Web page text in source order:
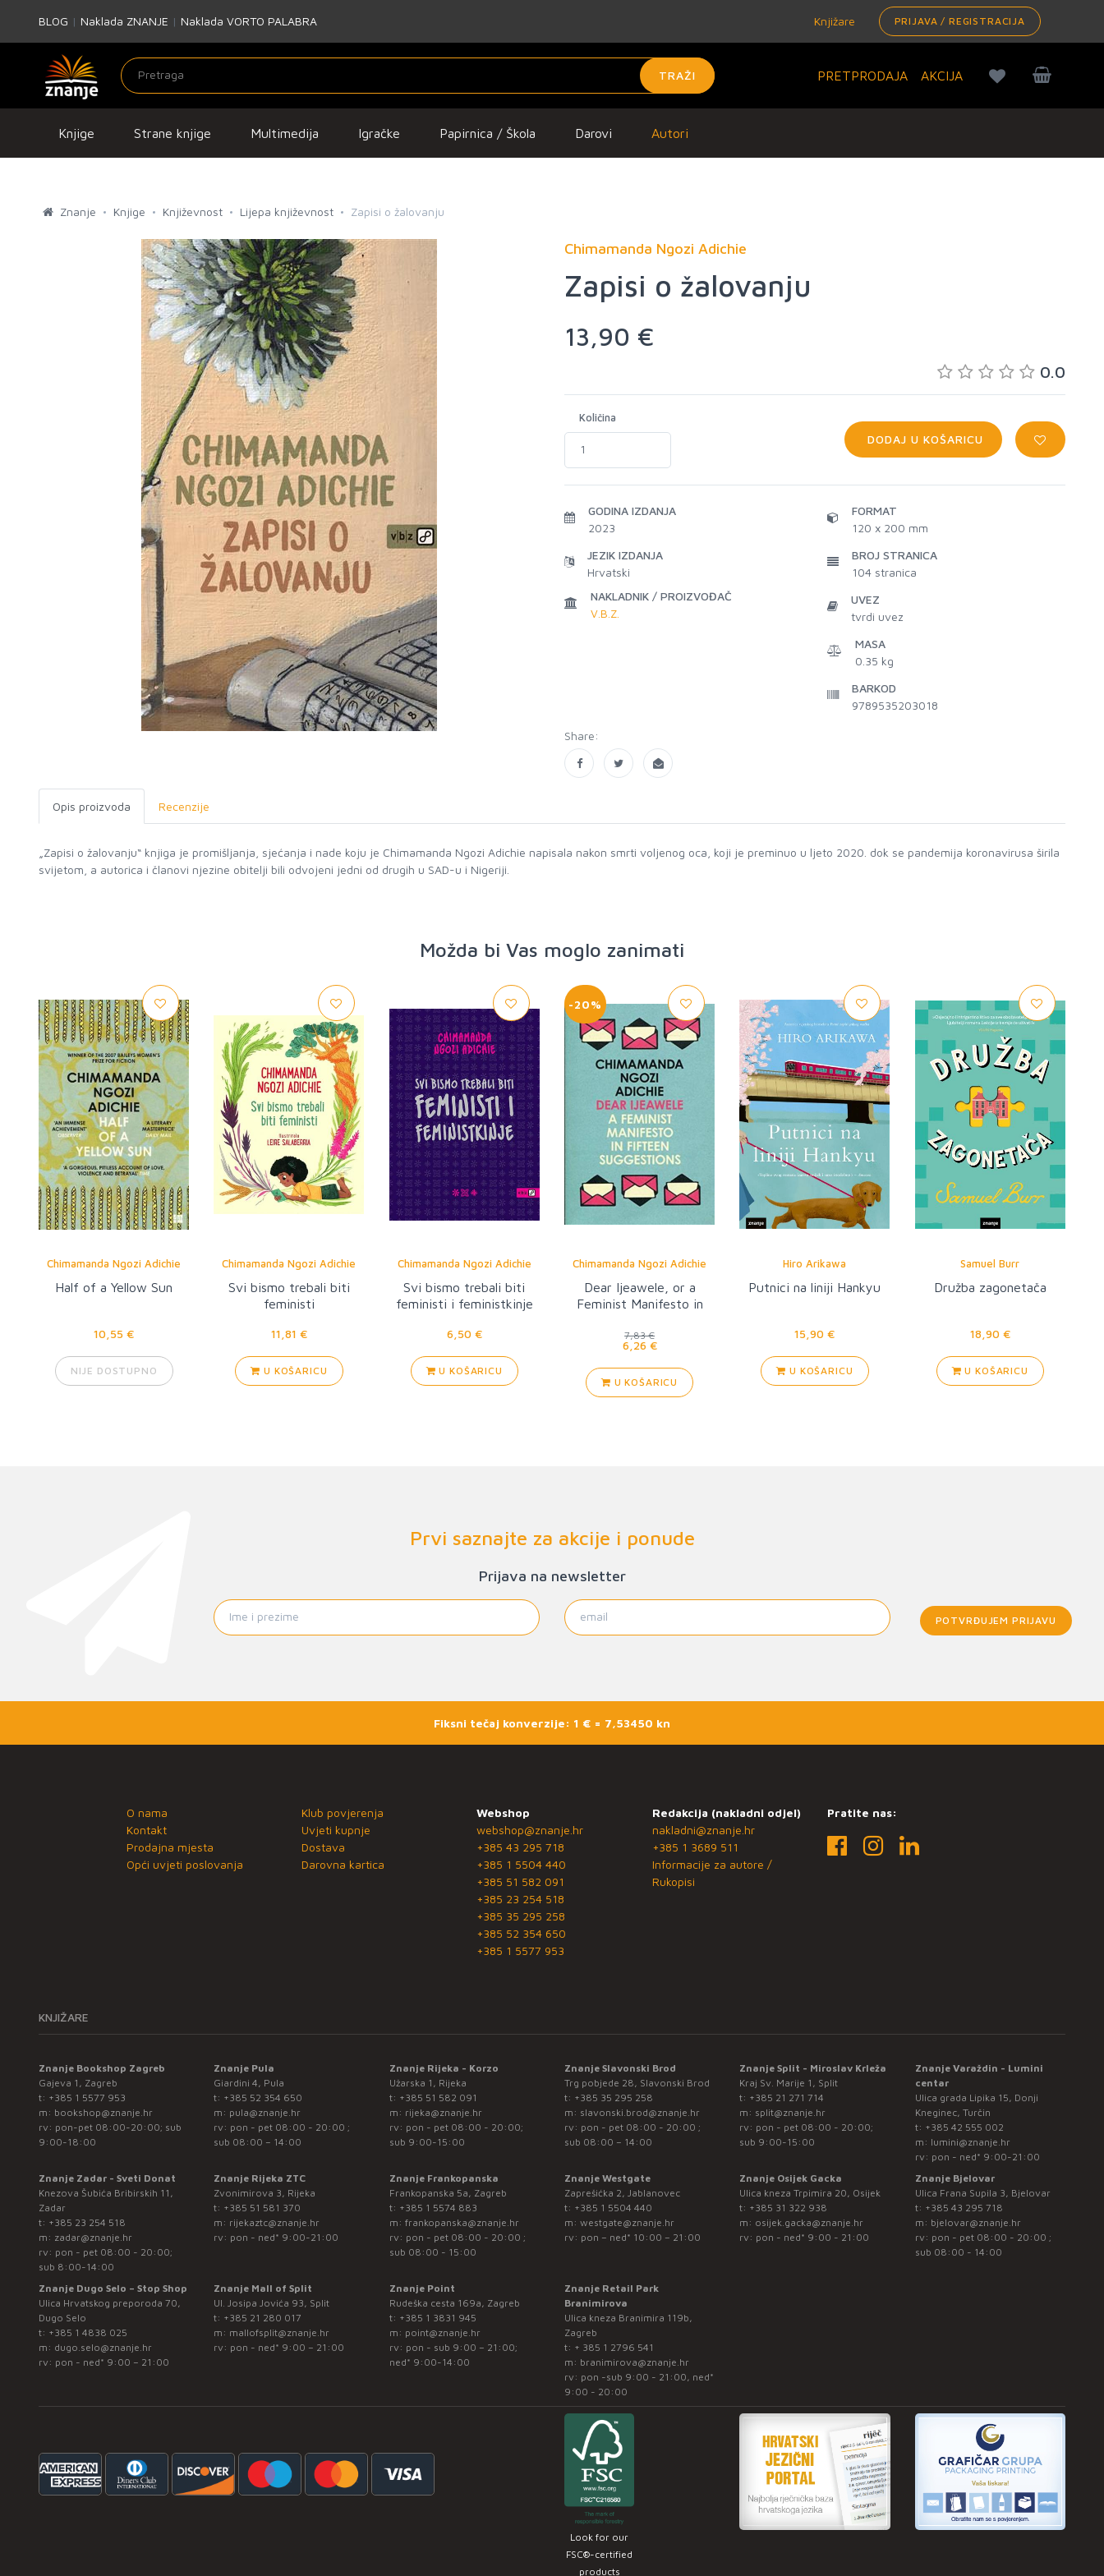
BLOG | Naklada ZNANJE | Naklada VORTO PALABRA Knjižare PRIJAVA / REGISTRACIJA
TRAŽI PRETPRODAJA AKCIJA
Knjige Strane knjige Multimedija Igračke Papirnica / Škola Darovi Autori
Znanje Knjige Književnost Lijepa književnost Zapisi o žalovanju
Chimamanda Ngozi Adichie
Zapisi o žalovanju
13,90 €
0.0
Količina
DODAJ U KOŠARICU
GODINA IZDANJA
2023
JEZIK IZDANJA
Hrvatski
NAKLADNIK / PROIZVOĐAČ
V.B.Z.
FORMAT
120 x 200 mm
BROJ STRANICA
104 stranica
UVEZ
tvrdi uvez
MASA
0.35 kg
BARKOD
9789535203018
Share:
Opis proizvoda Recenzije
„Zapisi o žalovanju“ knjiga je promišljanja, sjećanja i nade koju je Chimamanda Ngozi Adichie napisala nakon smrti voljenog oca, koji je preminuo u ljeto 2020. dok se pandemija korona­virusa širila
svijetom, a autorica i članovi njezine obitelji bili odvojeni jedni od drugih u SAD-u i Nigeriji.
Možda bi Vas moglo zanimati
Chimamanda Ngozi Adichie
Half of a Yellow Sun
10,55 €
NIJE DOSTUPNO
Chimamanda Ngozi Adichie
Svi bismo trebali biti
feministi
11,81 €
U KOŠARICU
Chimamanda Ngozi Adichie
Svi bismo trebali biti
feministi i feministkinje
6,50 €
U KOŠARICU
-20%
Chimamanda Ngozi Adichie
Dear Ijeawele, or a
Feminist Manifesto in
7,83 €
6,26 €
U KOŠARICU
Hiro Arikawa
Putnici na liniji Hankyu
15,90 €
U KOŠARICU
Samuel Burr
Družba zagonetača
18,90 €
U KOŠARICU
Prvi saznajte za akcije i ponude
Prijava na newsletter
POTVRĐUJEM PRIJAVU
Fiksni tečaj konverzije: 1 € = 7,53450 kn
O nama
Kontakt
Prodajna mjesta
Opći uvjeti poslovanja
Klub povjerenja
Uvjeti kupnje
Dostava
Darovna kartica
Webshop
webshop@znanje.hr
+385 43 295 718
+385 1 5504 440
+385 51 582 091
+385 23 254 518
+385 35 295 258
+385 52 354 650
+385 1 5577 953
Redakcija (nakladni odjel)
nakladni@znanje.hr
+385 1 3689 511
Informacije za autore /
Rukopisi
Pratite nas:
KNJIŽARE
Znanje Bookshop Zagreb
Gajeva 1, Zagreb
t: +385 1 5577 953
m: bookshop@znanje.hr
rv: pon-pet 08:00-20:00; sub
9:00-18:00
Znanje Pula
Giardini 4, Pula
t: +385 52 354 650
m: pula@znanje.hr
rv: pon - pet 08:00 - 20:00 ;
sub 08:00 – 14:00
Znanje Rijeka - Korzo
Užarska 1, Rijeka
t: +385 51 582 091
m: rijeka@znanje.hr
rv: pon - pet 08:00 - 20:00;
sub 9:00-15:00
Znanje Slavonski Brod
Trg pobjede 28, Slavonski Brod
t: +385 35 295 258
m: slavonski.brod@znanje.hr
rv: pon - pet 08:00 - 20:00 ;
sub 08:00 – 14:00
Znanje Split - Miroslav Krleža
Kraj Sv. Marije 1, Split
t: +385 21 271 714
m: split@znanje.hr
rv: pon - pet 08:00 - 20:00;
sub 9:00-15:00
Znanje Varaždin - Lumini
centar
Ulica grada Lipika 15, Donji
Kneginec, Turčin
t: +385 42 555 002
m: lumini@znanje.hr
rv: pon - ned* 9:00-21:00
Znanje Zadar - Sveti Donat
Knezova Šubića Bribirskih 11,
Zadar
t: +385 23 254 518
m: zadar@znanje.hr
rv: pon - pet 08:00 - 20:00;
sub 8:00-14:00
Znanje Rijeka ZTC
Zvonimirova 3, Rijeka
t: +385 51 581 370
m: rijekaztc@znanje.hr
rv: pon - ned* 9:00-21:00
Znanje Frankopanska
Frankopanska 5a, Zagreb
t: +385 1 5574 883
m: frankopanska@znanje.hr
rv: pon - pet 08:00 - 20:00 ;
sub 08:00 - 15:00
Znanje Westgate
Zaprešićka 2, Jablanovec
t: +385 1 5504 440
m: westgate@znanje.hr
rv: pon – ned* 10:00 – 21:00
Znanje Osijek Gacka
Ulica kneza Trpimira 20, Osijek
t: +385 31 322 938
m: osijek.gacka@znanje.hr
rv: pon - ned* 9:00 - 21:00
Znanje Bjelovar
Ulica Frana Supila 3, Bjelovar
t: +385 43 295 718
m: bjelovar@znanje.hr
rv: pon - pet 08:00 - 20:00 ;
sub 08:00 - 14:00
Znanje Dugo Selo – Stop Shop
Ulica Hrvatskog preporoda 70,
Dugo Selo
t: +385 1 4838 025
m: dugo.selo@znanje.hr
rv: pon - ned* 9:00 – 21:00
Znanje Mall of Split
Ul. Josipa Jovića 93, Split
t: +385 21 280 017
m: mallofsplit@znanje.hr
rv: pon - ned* 9:00 – 21:00
Znanje Point
Rudeška cesta 169a, Zagreb
t: +385 1 3831 945
m: point@znanje.hr
rv: pon - sub 9:00 – 21:00;
ned* 9:00-14:00
Znanje Retail Park
Branimirova
Ulica kneza Branimira 119b,
Zagreb
t: + 385 1 2796 541
m: branimirova@znanje.hr
rv: pon -sub 9:00 - 21:00, ned*
9:00 - 20:00
Look for our
FSC®-certified
products